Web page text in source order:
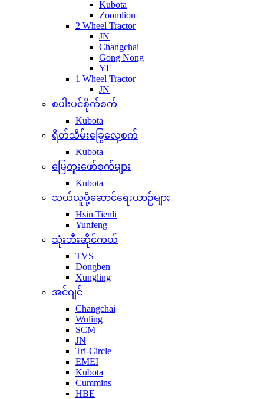
Kubota
Zoomlion
2 Wheel Tractor
JN
Changchai
Gong Nong
YF
1 Wheel Tractor
JN
စပါးပင်စိုက်စက်
Kubota
ရိတ်သိမ်းခြွေလှေ့စက်
Kubota
မြေတူးဖော်စက်များ
Kubota
သယ်ယူပို့ဆောင်ရေးယာဉ်များ
Hsin Tienli
Yunfeng
သုံးဘီးဆိုင်ကယ်
TVS
Dongben
Xungling
အင်ဂျင်
Changchai
Wuling
SCM
JN
Tri-Circle
EMEI
Kubota
Cummins
HBE